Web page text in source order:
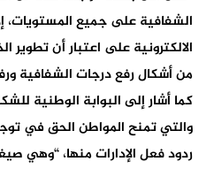
الشفافية على جميع المستويات،
الالكترونية على اعتبار أن تطوير
من أشكال رفع درجات الشفافية
كما أشار إلى البوابة الوطنية
والتي تمنح المواطن الحق في
ردود فعل الإدارات منها، “وهي